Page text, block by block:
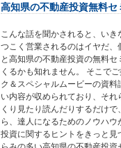
高知県の不動産投資無料
こんな話を聞かされると、い
つこく営業されるのはイヤだ、
と高知県の不動産投資の無料
くるかも知れません。 そこで
ク＆スペシャルムービーの資
い内容が収められており、そ
くり見たり読んだりするだけ
ら、達人になるためのノウハ
投資に関するヒントをきっと